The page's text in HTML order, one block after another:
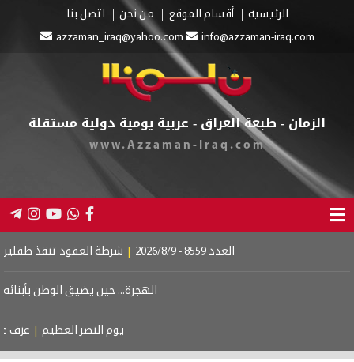
الرئيسية أقسام الموقع من نحن
اتصل بنا
azzaman_iraq@yahoo.com
info@azzaman-iraq.com
الزمان - طبعة العراق - عربية يومية دولية مستقلة
www.Azzaman-Iraq.com
| شرطة العقود تنقذ طفلين من
الهجرة... حين يضيق الوطن بأبنائه |
يوم النصر العظيم | عزف على